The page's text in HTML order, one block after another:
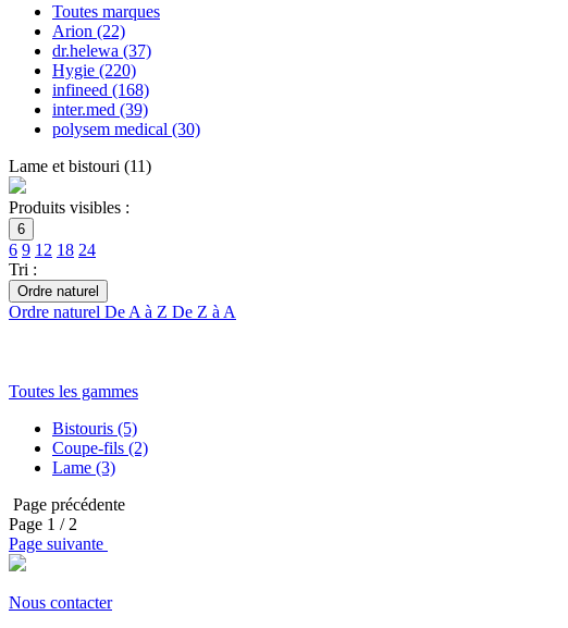
Toutes marques
Arion (22)
dr.helewa (37)
Hygie (220)
infineed (168)
inter.med (39)
polysem medical (30)
Lame et bistouri (11)
Produits visibles :
6
6 9 12 18 24
Tri :
Ordre naturel
Ordre naturel De A à Z De Z à A
Toutes les gammes
Bistouris (5)
Coupe-fils (2)
Lame (3)
Page précédente
Page 1 / 2
Page suivante
Nous contacter